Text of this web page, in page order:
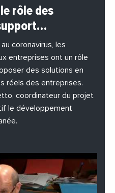
#Economie
#Institutions
rôle des
coronavirus, les
entreprises ont un rôle
des solutions en
réels des entreprises.
coordinateur du projet
le développement